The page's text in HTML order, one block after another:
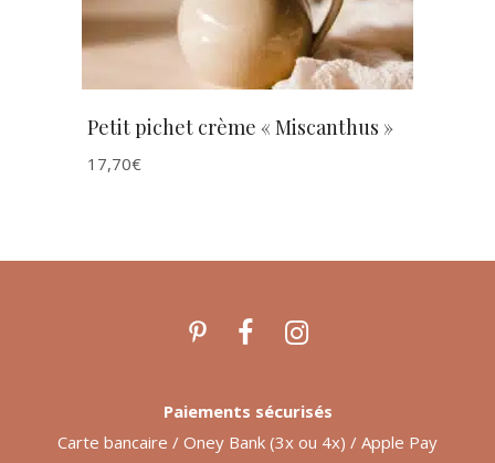
Petit pichet crème « Miscanthus »
17,70€
Paiements sécurisés
Carte bancaire / Oney Bank (3x ou 4x) / Apple Pay